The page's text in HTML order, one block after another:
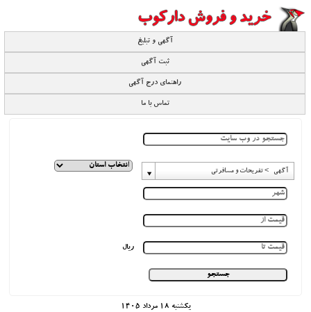
آگهی و تبلیغ
ثبت آگهی
راهنمای درج آگهی
تماس با ما
آگهی -> تفریحات و مسافرتی
ریال
يكشنبه 18 مرداد 1405